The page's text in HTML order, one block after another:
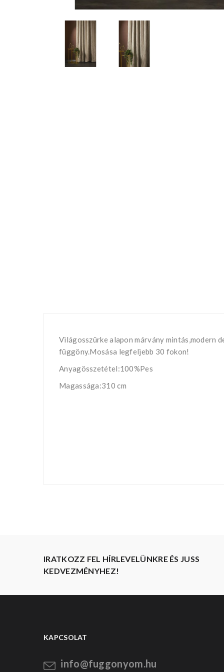
Világosszürke alapon márvány
függöny.Mosása legfeljebb 30 fokon!
Anyagösszetétel:100%Pes
Magassága:310 cm
IRATKOZZ FEL HÍRLEVELÜNKRE ÉS JUSS
KEDVEZMÉNYHEZ!
KAPCSOLAT
info@fuggonyom.hu